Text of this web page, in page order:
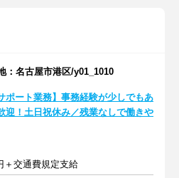
名古屋市港区/y01_1010
ポート業務】事務経験が少しでもあ
迎！土日祝休み／残業なしで働きや
＋交通費規定支給